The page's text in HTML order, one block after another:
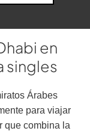
en
singles
Árabes
para viajar
que combina la